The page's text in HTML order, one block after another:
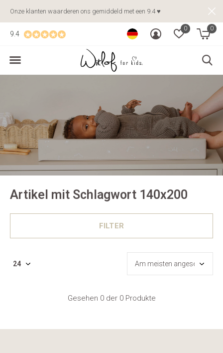
0 0
9.4
Onze klanten waarderen ons gemiddeld met een 9.4 ♥
Artikel mit Schlagwort 140x200
FILTER
Gesehen 0 der 0 Produkte